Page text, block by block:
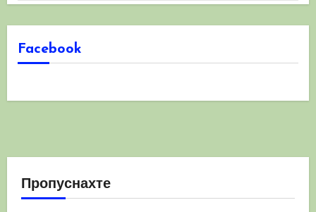
Facebook
Пропуснахте